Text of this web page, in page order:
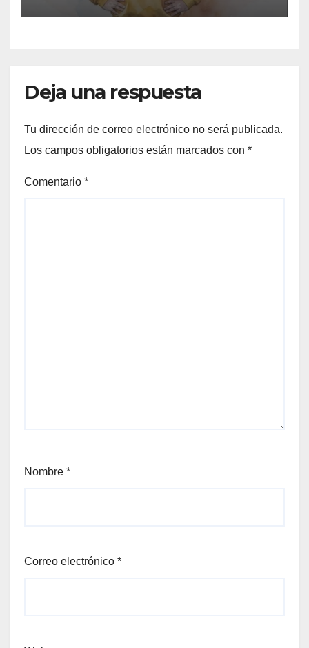
Deja una respuesta
Tu dirección de correo electrónico no será publicada.
Los campos obligatorios están marcados con *
Comentario *
Nombre *
Correo electrónico *